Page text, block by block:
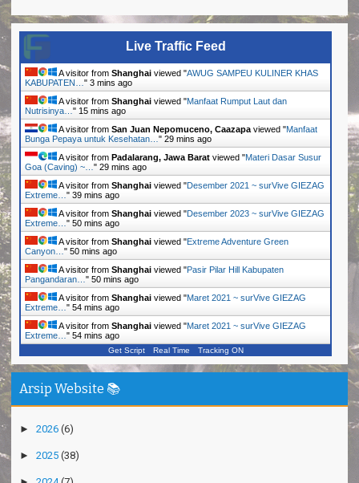
Live Traffic Feed
A visitor from Shanghai viewed "AWUG SAMPEU KULINER KHAS
KABUPATEN… " 3 mins ago
A visitor from Shanghai viewed "Manfaat Rumput Laut dan
Nutrisinya… " 15 mins ago
A visitor from San Juan Nepomuceno, Caazapa viewed "Manfaat
Bunga Pepaya untuk Kesehatan… " 29 mins ago
A visitor from Padalarang, Jawa Barat viewed "Materi Dasar Susur
Goa (Caving) ~… " 29 mins ago
A visitor from Shanghai viewed "Desember 2021 ~ surVive GIEZAG
Extreme… " 39 mins ago
A visitor from Shanghai viewed "Desember 2023 ~ surVive GIEZAG
Extreme… " 50 mins ago
A visitor from Shanghai viewed "Extreme Adventure Green
Canyon… " 50 mins ago
A visitor from Shanghai viewed "Pasir Pilar Hill Kabupaten
Pangandaran… " 50 mins ago
A visitor from Shanghai viewed "Maret 2021 ~ surVive GIEZAG
Extreme… " 54 mins ago
A visitor from Shanghai viewed "Maret 2021 ~ surVive GIEZAG
Extreme… " 54 mins ago
Get Script Real Time Tracking ON
Arsip Website 📚
► 2026 (6)
► 2025 (38)